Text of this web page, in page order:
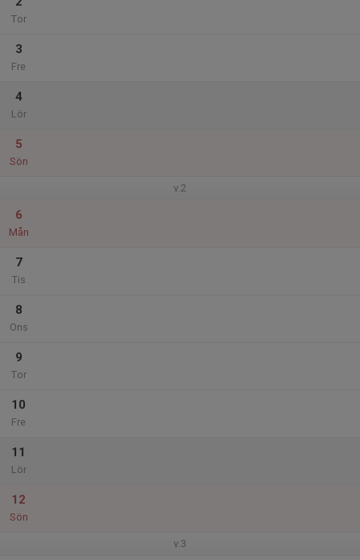
Tor
3
Fre
4
Lör
5
Sön
v.2
6
Mån
7
Tis
8
Ons
9
Tor
10
Fre
11
Lör
12
Sön
v.3